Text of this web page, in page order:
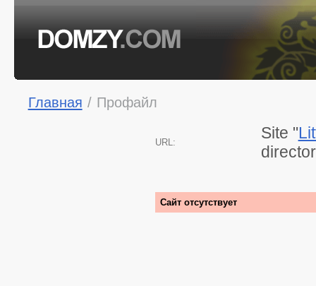
Главная / Профайл
URL:
Site "
Сайт отсутствует